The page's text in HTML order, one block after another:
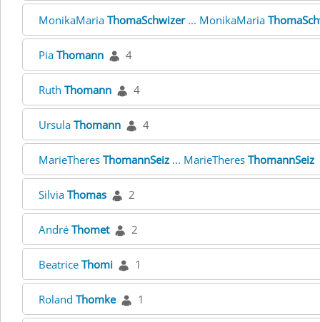
MonikaMaria ThomaSchwizer... MonikaMaria
Pia Thomann 4
Ruth Thomann 4
Ursula Thomann 4
MarieTheres ThomannSeiz ... MarieTheres ThomannSeiz
Silvia Thomas 2
André Thomet 2
Beatrice Thomi 1
Roland Thomke 1